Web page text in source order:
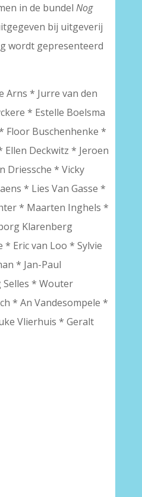
in de bundel Nog
bij uitgeverij
wordt gepresenteerd
Arns * Jurre van den
* Estelle Boelsma
Floor Buschenhenke *
Ellen Deckwitz * Jeroen
Driessche * Vicky
* Lies Van Gasse *
* Maarten Inghels *
Klarenberg
Eric van Loo * Sylvie
* Jan-Paul
Selles * Wouter
* An Vandesompele *
Vlierhuis * Geralt